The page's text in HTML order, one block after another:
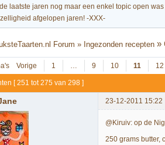
laatste jaren nog maar een enkel topic open
afgelopen jaren! -XXX-
Forum » Ingezonden recepten »
Vorige 1 … 9 10 11 12
[ 251 tot 275 van 298 ]
23-12-2011 15:22
@Kiruiv: op de
250 grams butter,